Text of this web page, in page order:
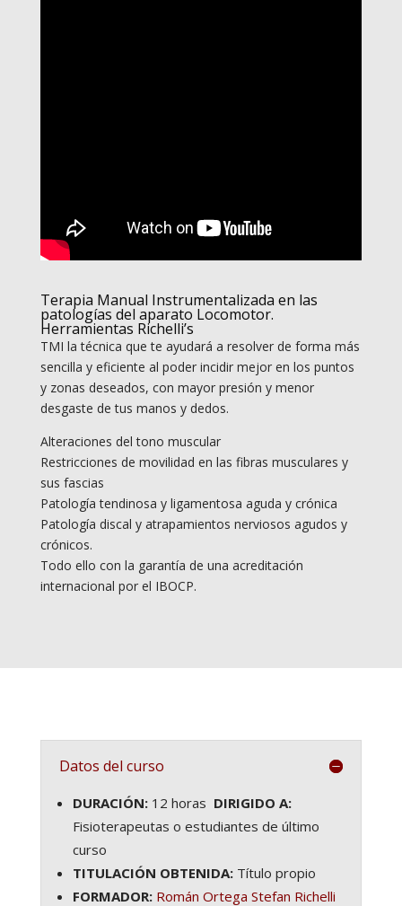
Terapia Manual Instrumentalizada en las
patologías del aparato Locomotor.
Herramientas Richelli’s
TMI la técnica que te ayudará a resolver de forma más
sencilla y eficiente al poder incidir mejor en los puntos
y zonas deseados, con mayor presión y menor
desgaste de tus manos y dedos.
Alteraciones del tono muscular
Restricciones de movilidad en las fibras musculares y
sus fascias
Patología tendinosa y ligamentosa aguda y crónica
Patología discal y atrapamientos nerviosos agudos y
crónicos.
Todo ello con la garantía de una acreditación
internacional por el IBOCP.
Datos del curso
DURACIÓN: 12 horas DIRIGIDO A:
Fisioterapeutas o estudiantes de último
curso
TITULACIÓN OBTENIDA: Título propio
FORMADOR: Román Ortega Stefan Richelli